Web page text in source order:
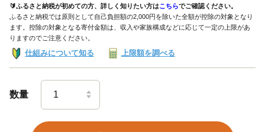
🔰ふるさと納税が初めての方、詳しく知りたい方はこちらでご確認ください。
ふるさと納税では原則として自己負担額の2,000円を除いた全額が控除の対象となり
ます。控除の対象となる寄付金額は、収入や家族構成などに応じて一定の上限があ
りますのでご注意ください。
仕組みについて知る 上限額を調べる
数量